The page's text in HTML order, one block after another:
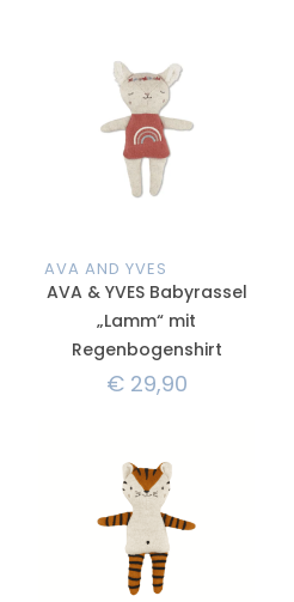
AVA AND YVES
AVA & YVES Babyrassel
„Lamm“ mit
Regenbogenshirt
€29,90